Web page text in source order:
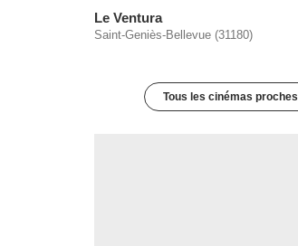
Le Ventura
Saint-Geniès-Bellevue (31180)
Tous les cinémas proches